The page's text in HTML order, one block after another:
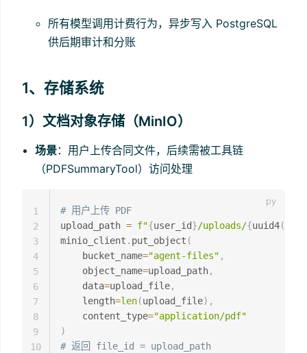
所有模型调用计费行为，异步写入 PostgreSQL
供后期审计和分账
1、存储系统
1）文档对象存储（MinIO）
场景：用户上传合同文件，后续需被工具链
（PDFSummaryTool）访问处理
# 用户上传 PDF
upload_path = f"{user_id}/uploads/{uuid4(
minio_client . put_object (
    bucket_name
="agent-files" ,
    object_name
=upload_path,
    data
=upload_file,
    length
=len(upload_file) ,
    content_type
="application/pdf"
)
# 返回 file_id = upload_path
1
2
3
4
5
6
7
8
9
10